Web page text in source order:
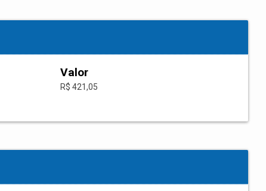
Valor
R$ 421,05